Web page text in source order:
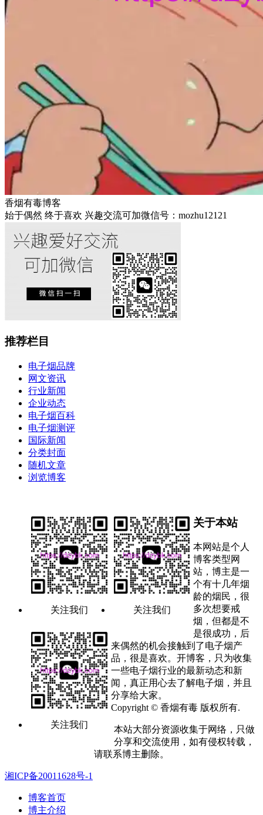
香烟有毒博客
始于偶然 终于喜欢 兴趣交流可加微信号：mozhu12121
推荐栏目
电子烟品牌
网文资讯
行业新闻
企业动态
电子烟百科
电子烟测评
国际新闻
分类封面
随机文章
浏览博客
关注我们 关注我们
关注我们
关于本站
本网站是个人
博客类型网
站，博主是一
个有十几年烟
龄的烟民，很
多次想要戒
烟，但都是不
是很成功，后
来偶然的机会接触到了电子烟产
品，很是喜欢。开博客，只为收集
一些电子烟行业的最新动态和新
闻，真正用心去了解电子烟，并且
分享给大家。
Copyright © 香烟有毒 版权所有.
本站大部分资源收集于网络，只做
分享和交流使用，如有侵权转载，
请联系博主删除。
湘ICP备20011628号-1
博客首页
博主介绍